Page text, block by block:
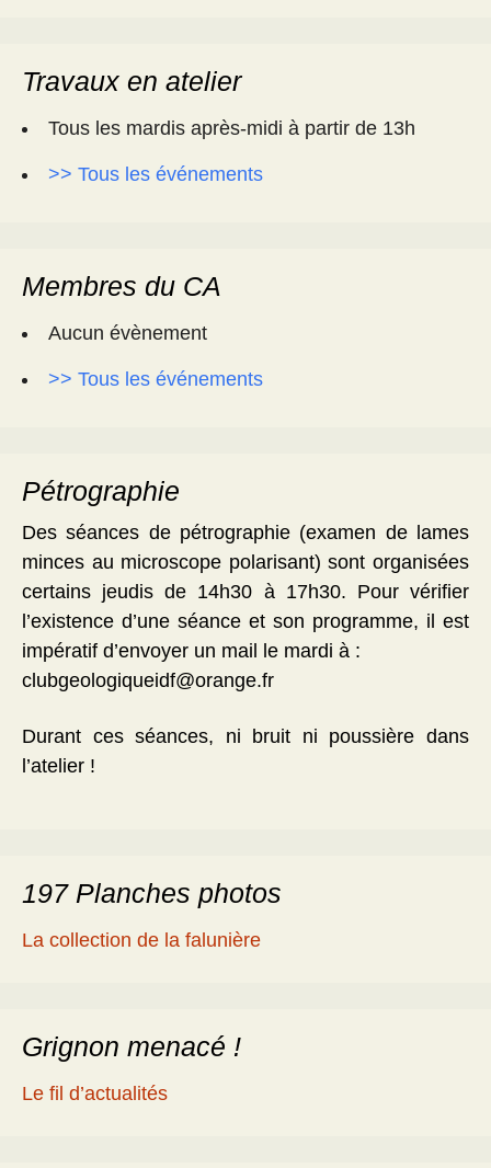
Travaux en atelier
Tous les mardis après-midi à partir de 13h
>> Tous les événements
Membres du CA
Aucun évènement
>> Tous les événements
Pétrographie
Des séances de pétrographie (examen de lames
minces au microscope polarisant) sont organisées
certains jeudis de 14h30 à 17h30. Pour vérifier
l’existence d’une séance et son programme, il est
impératif d’envoyer un mail le mardi à :
clubgeologiqueidf@orange.fr
Durant ces séances, ni bruit ni poussière dans
l’atelier !
197 Planches photos
La collection de la falunière
Grignon menacé !
Le fil d’actualités